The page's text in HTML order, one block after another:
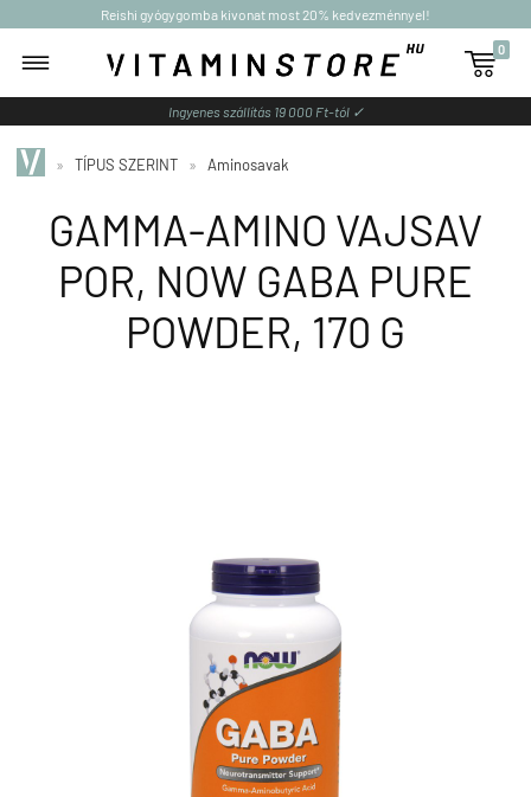
Reishi gyógygomba kivonat most 20% kedvezménnyel!

0
Ingyenes szállítás 19 000 Ft-tól ✓
» TÍPUS SZERINT » Aminosavak
GAMMA-AMINO VAJSAV
POR, NOW GABA PURE
POWDER, 170 G